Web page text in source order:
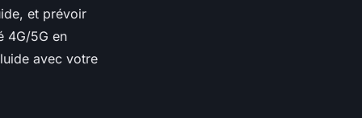
et prévoir
4G/5G en
avec votre